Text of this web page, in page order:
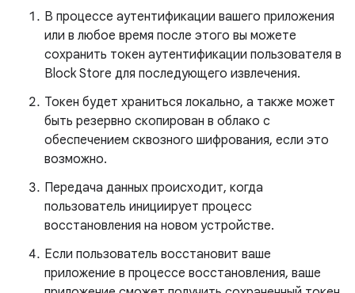
В процессе аутентификации вашего приложения
или в любое время после этого вы можете
сохранить токен аутентификации пользователя в
Block Store для последующего извлечения.
Токен будет храниться локально, а также может
быть резервно скопирован в облако с
обеспечением сквозного шифрования, если это
возможно.
Передача данных происходит, когда
пользователь инициирует процесс
восстановления на новом устройстве.
Если пользователь восстановит ваше
приложение в процессе восстановления, ваше